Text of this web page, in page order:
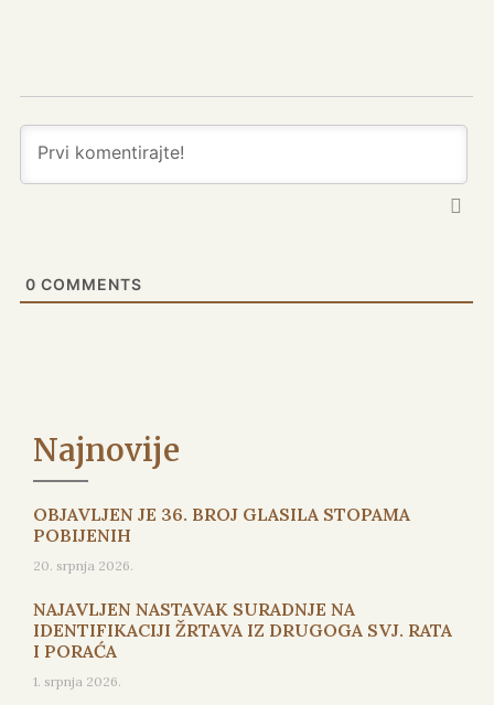
0 COMMENTS
Najnovije
OBJAVLJEN JE 36. BROJ GLASILA STOPAMA
POBIJENIH
20. srpnja 2026.
NAJAVLJEN NASTAVAK SURADNJE NA
IDENTIFIKACIJI ŽRTAVA IZ DRUGOGA SVJ. RATA
I PORAĆA
1. srpnja 2026.